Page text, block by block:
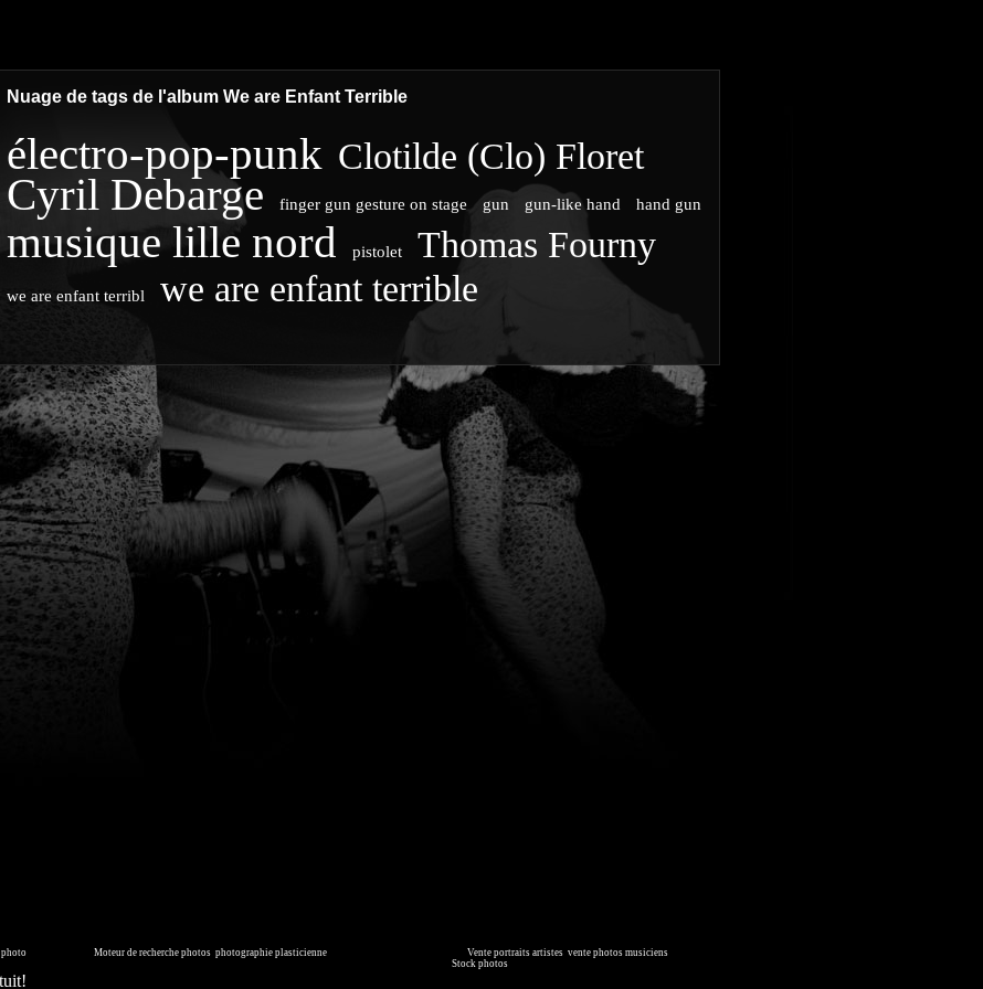
Nuage de tags de l'album We are Enfant Terrible
électro-pop-punk Clotilde (Clo) Floret
Cyril Debarge finger gun gesture on stage gun gun-like hand hand gun
musique lille nord pistolet Thomas Fourny
we are enfant terribl we are enfant terrible
photo Moteur de recherche photos photographie plasticienne Vente portraits artistes vente photos musiciens
Stock photos, image collections.